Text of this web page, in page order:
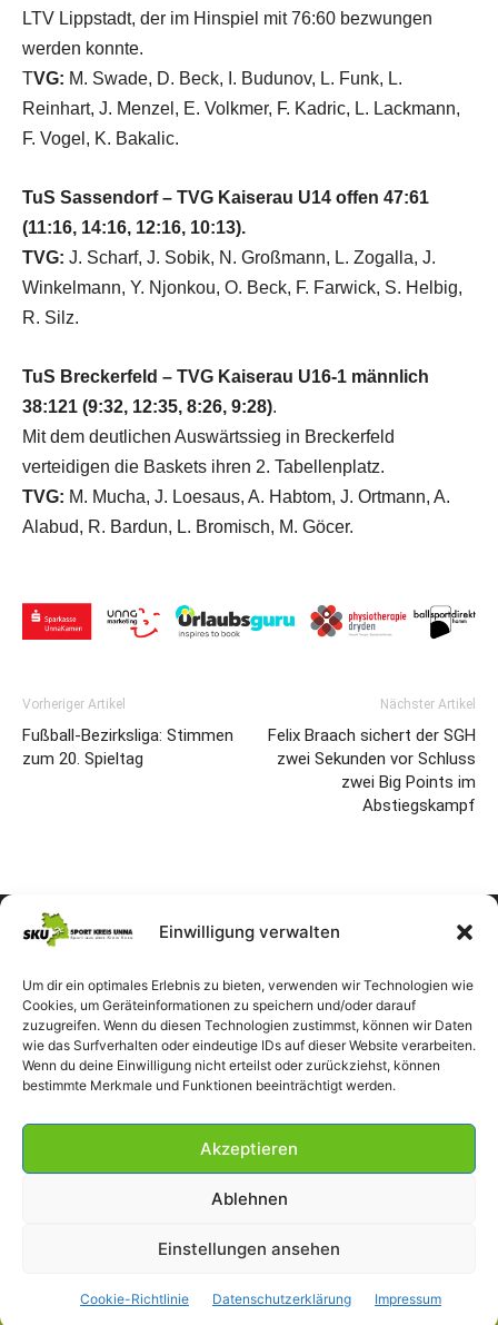
Einwilligung verwalten
Um dir ein optimales Erlebnis zu bieten, verwenden wir Technologien wie
Cookies, um Geräteinformationen zu speichern und/oder darauf
zuzugreifen. Wenn du diesen Technologien zustimmst, können wir Daten
wie das Surfverhalten oder eindeutige IDs auf dieser Website verarbeiten.
Wenn du deine Einwilligung nicht erteilst oder zurückziehst, können
bestimmte Merkmale und Funktionen beeinträchtigt werden.
Akzeptieren
Ablehnen
Einstellungen ansehen
Cookie-Richtlinie Datenschutzerklärung Impressum
LTV Lippstadt, der im Hinspiel mit 76:60 bezwungen
werden konnte.
TVG: M. Swade, D. Beck, I. Budunov, L. Funk, L.
Reinhart, J. Menzel, E. Volkmer, F. Kadric, L. Lackmann,
F. Vogel, K. Bakalic.
TuS Sassendorf – TVG Kaiserau U14 offen 47:61
(11:16, 14:16, 12:16, 10:13).
TVG: J. Scharf, J. Sobik, N. Großmann, L. Zogalla, J.
Winkelmann, Y. Njonkou, O. Beck, F. Farwick, S. Helbig,
R. Silz.
TuS Breckerfeld – TVG Kaiserau U16-1 männlich
38:121 (9:32, 12:35, 8:26, 9:28).
Mit dem deutlichen Auswärtssieg in Breckerfeld
verteidigen die Baskets ihren 2. Tabellenplatz.
TVG: M. Mucha, J. Loesaus, A. Habtom, J. Ortmann, A.
Alabud, R. Bardun, L. Bromisch, M. Göcer.
Vorheriger Artikel
Fußball-Bezirksliga: Stimmen
zum 20. Spieltag
Nächster Artikel
Felix Braach sichert der SGH
zwei Sekunden vor Schluss
zwei Big Points im
Abstiegskampf
Datenschutzerklärung
© SportKreisUnna 2026